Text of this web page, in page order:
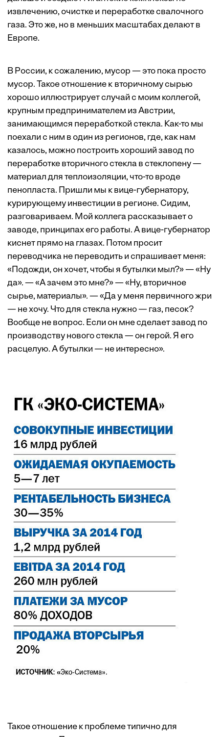
извлечению, очистке и переработке свалочного
газа. Это же, но в меньших масштабах делают в
Европе.
В России, к сожалению, мусор — это пока просто
мусор. Такое отношение к вторичному сырью
хорошо иллюстрирует случай с моим коллегой,
крупным предпринимателем из Австрии,
занимающимся переработкой стекла. Как-то мы
поехали с ним в один из регионов, где, как нам
казалось, можно построить хороший завод по
переработке вторичного стекла в стеклопену —
материал для теплоизоляции, что-то вроде
пенопласта. Пришли мы к вице-губернатору,
курирующему инвестиции в регионе. Сидим,
разговариваем. Мой коллега рассказывает о
заводе, принципах его работы. А вице-губернатор
киснет прямо на глазах. Потом просит
переводчика не переводить и спрашивает меня:
«Подожди, он хочет, чтобы я бутылки мыл?» — «Ну
да». — «А зачем это мне?» — «Ну, вторичное
сырье, материалы». — «Да у меня первичного жри
— не хочу. Что для стекла нужно — газ, песок?
Вообще не вопрос. Если он мне сделает завод по
производству нового стекла — он герой. Я его
расцелую. А бутылки — не интересно».
Такое отношение к проблеме типично для